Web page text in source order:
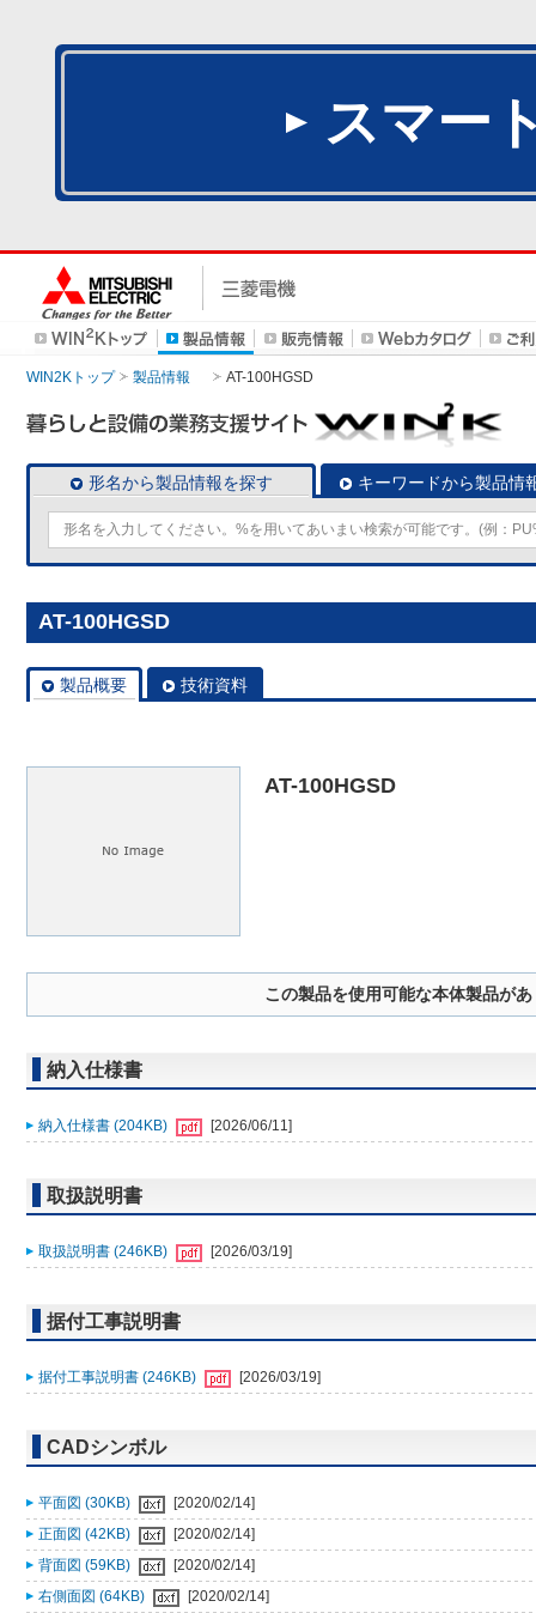
スマー
WIN2Kトップ 製品情報 AT-100HGSD
形名から製品情報を探す キーワードから製品情
AT-100HGSD
製品概要 技術資料
AT-100HGSD
この製品を使用可能な本体製品が
納入仕様書
納入仕様書 (204KB) [2026/06/11]
取扱説明書
取扱説明書 (246KB) [2026/03/19]
据付工事説明書
据付工事説明書 (246KB) [2026/03/19]
CADシンボル
平面図 (30KB)
[2020/02/14]
正面図 (42KB)
[2020/02/14]
背面図 (59KB)
[2020/02/14]
右側面図 (64KB)
[2020/02/14]